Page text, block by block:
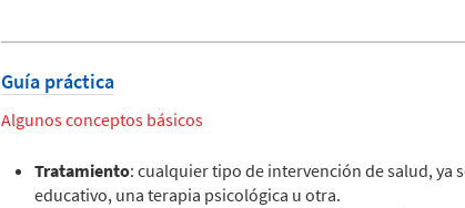
Guía práctica
Algunos conceptos básicos
Tratamiento: cualquier tipo de intervención de salud, ya
educativo, una terapia psicológica u otra.